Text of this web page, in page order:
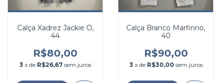
Calça Xadrez Jackie O,
44
R$80,00
3 x de R$26,67 sem juros
Calça Branco Marfinno,
40
R$90,00
3 x de R$30,00 sem juros